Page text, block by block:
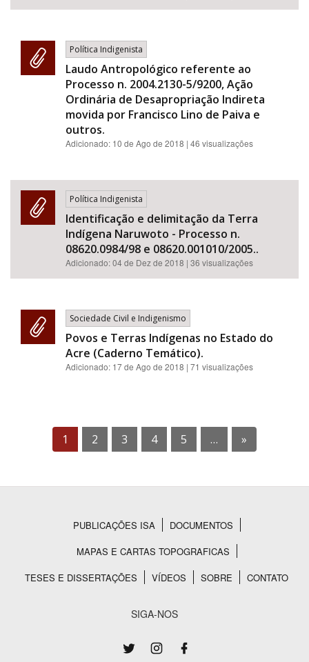
Política Indigenista
Laudo Antropológico referente ao
Processo n. 2004.2130-5/9200, Ação
Ordinária de Desapropriação Indireta
movida por Francisco Lino de Paiva e
outros.
Adicionado: 10 de Ago de 2018 | 46 visualizações
Política Indigenista
Identificação e delimitação da Terra
Indígena Naruwoto - Processo n.
08620.0984/98 e 08620.001010/2005..
Adicionado:04 de Dez de 2018 | 36 visualizações
Sociedade Civil e Indigenismo
Povos e Terras Indígenas no Estado do
Acre (Caderno Temático).
Adicionado: 17 de Ago de 2018 | 71 visualizações
1 2 3 4 5 … »
Rodapé
PUBLICAÇÕES ISA
DOCUMENTOS
MAPAS E CARTAS TOPOGRAFICAS
TESES E DISSERTAÇÕES
VÍDEOS SOBRE CONTATO
SIGA-NOS